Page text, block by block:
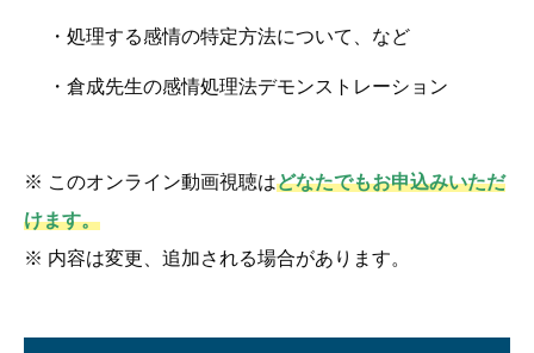
・処理する感情の特定方法について、など
・倉成先生の感情処理法デモンストレーション
※ このオンライン動画視聴はどなたでもお申込みいただ
けます。
※ 内容は変更、追加される場合があります。